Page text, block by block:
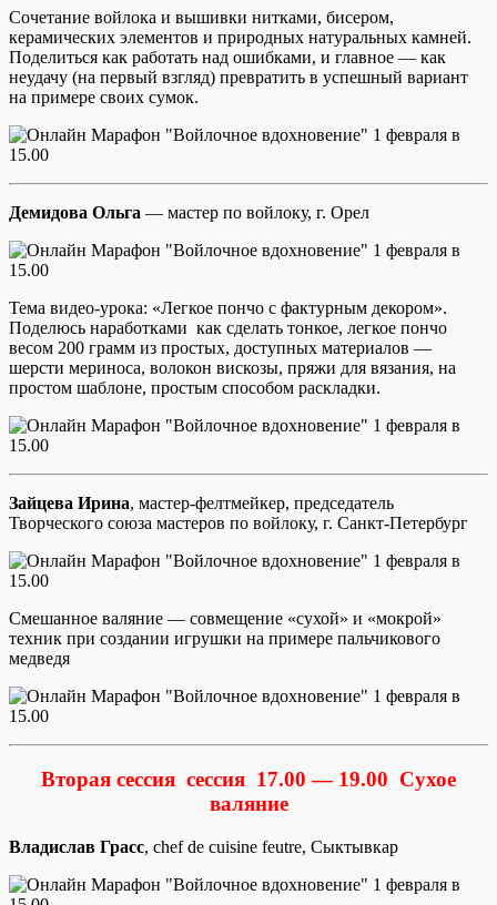
Сочетание войлока и вышивки нитками, бисером,
керамических элементов и природных натуральных камней.
Поделиться как работать над ошибками, и главное — как
неудачу (на первый взгляд) превратить в успешный вариант
на примере своих сумок.
Демидова Ольга — мастер по войлоку, г. Орел
Тема видео-урока: «Легкое пончо с фактурным декором».
Поделюсь наработками как сделать тонкое, легкое пончо
весом 200 грамм из простых, доступных материалов —
шерсти мериноса, волокон вискозы, пряжи для вязания, на
простом шаблоне, простым способом раскладки.
Зайцева Ирина, мастер-фелтмейкер, председатель
Творческого союза мастеров по войлоку, г. Санкт-Петербург
Смешанное валяние — совмещение «сухой» и «мокрой»
техник при создании игрушки на примере пальчикового
медведя
Вторая сессия сессия 17.00 — 19.00 Сухое
валяние
Владислав Грасс, chef de cuisine feutre, Сыктывкар